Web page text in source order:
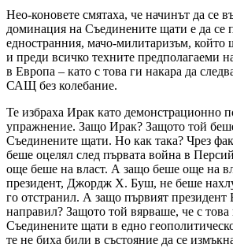
Нео-коновете смятаха, че начинът да се
доминация на Съединените щати е да се
едностранния, мачо-милитаризъм,
и преди всичко техните предполагаеми
в Европа – като с това ги накара да
САЩ без колебание.
Те избраха Ирак като демонстрационно
упражнение. Защо Ирак? Защото той
Съединените щати. Но как така? Чрез
беше оцелял след първата война в
още беше на власт. А защо беше още на
президент, Джордж Х. Буш, не беше
го отстранил. А защо първият
направил? Защото той вярваше, че с
Съединените щати в едно
те не биха били в състояние да се